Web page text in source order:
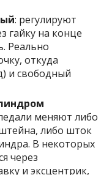
: регулируют
гайку на конце
Реально
откуда
и свободный
меняют либо
либо шток
В некоторых
через
и эксцентрик,